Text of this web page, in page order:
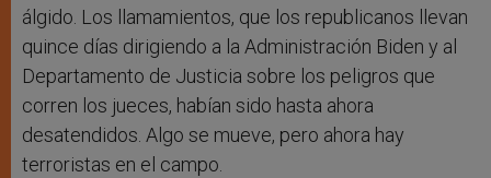
álgido. Los llamamientos, que los republicanos llevan
quince días dirigiendo a la Administración Biden y al
Departamento de Justicia sobre los peligros que
corren los jueces, habían sido hasta ahora
desatendidos. Algo se mueve, pero ahora hay
terroristas en el campo.